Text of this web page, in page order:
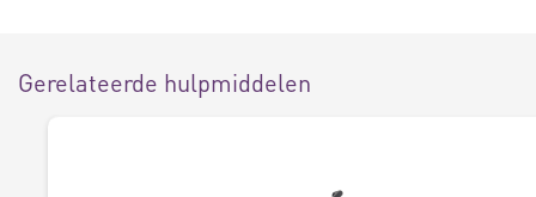
Gerelateerde hulpmiddelen